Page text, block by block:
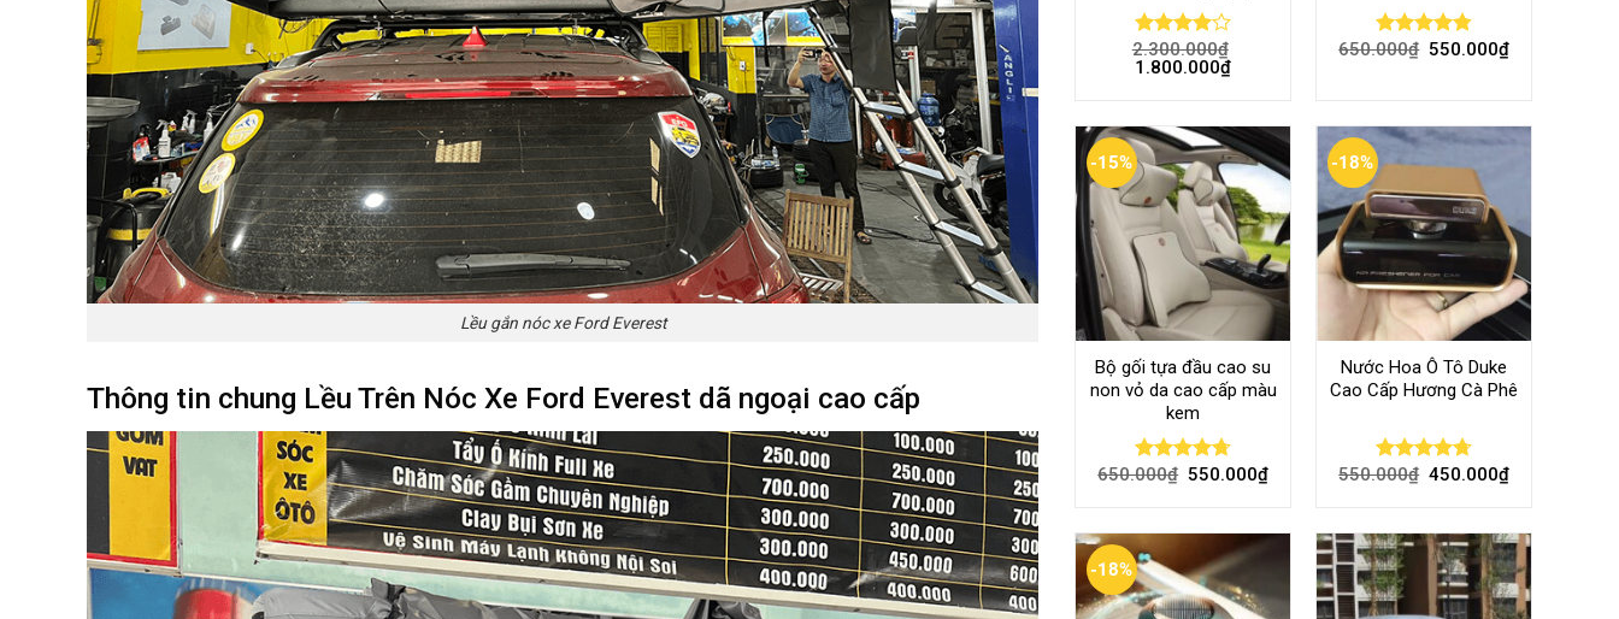
Lều gắn nóc xe Ford Everest
Thông tin chung Lều Trên Nóc Xe Ford Everest dã ngoại cao cấp
Rated
4.00out
2.300.000₫
1.800.000₫
Rated4.80
650.000₫ 550.000₫
-15%
Bộ gối tựa đầu cao su
non vỏ da cao cấp màu
kem
Rated4.70
650.000₫ 550.000₫
-18%
Nước Hoa Ô Tô Duke
Cao Cấp Hương Cà Phê
Rated4.70
550.000₫ 450.000₫
-18%